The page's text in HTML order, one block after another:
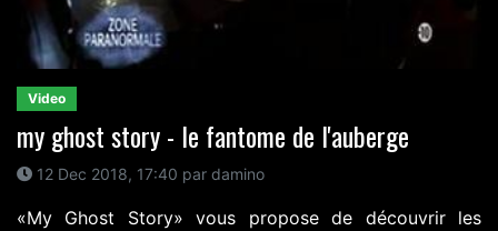
Video
my ghost story - le fantome de l'auberge
12 Dec 2018, 17:40 par damino
«My Ghost Story» vous propose de découvrir les